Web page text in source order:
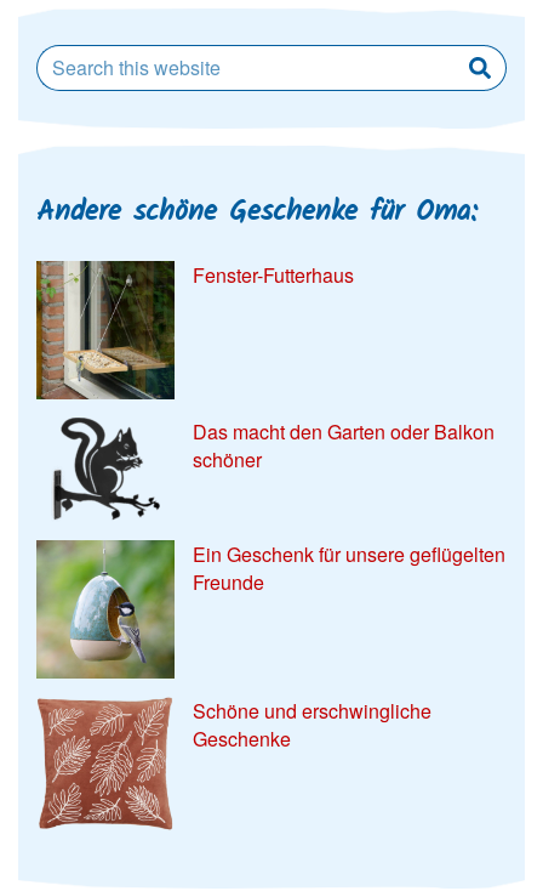
Andere schöne Geschenke für Oma:
Fenster-Futterhaus
Das macht den Garten oder Balkon
schöner
Ein Geschenk für unsere geflügelten
Freunde
Schöne und erschwingliche
Geschenke